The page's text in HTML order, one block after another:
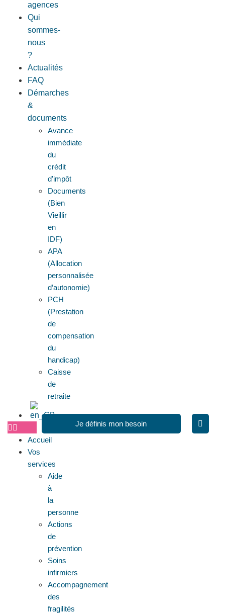
agences
Qui
sommes-
nous
?
Actualités
FAQ
Démarches
&
documents
Avance
immédiate
du
crédit
d’impôt
Documents
(Bien
Vieillir
en
IDF)
APA
(Allocation
personnalisée
d’autonomie)
PCH
(Prestation
de
compensation
du
handicap)
Caisse
de
retraite
Accueil
Vos
services
Aide
à
la
personne
Actions
de
prévention
Soins
infirmiers
Accompagnement
des
fragilités
Je définis mon besoin